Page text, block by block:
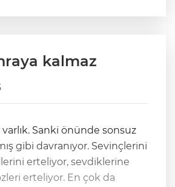
kalmaz
Sanki önünde sonsuz
gibi davranıyor. Sevinçlerini
erteliyor, sevdiklerine
erteliyor. En çok da